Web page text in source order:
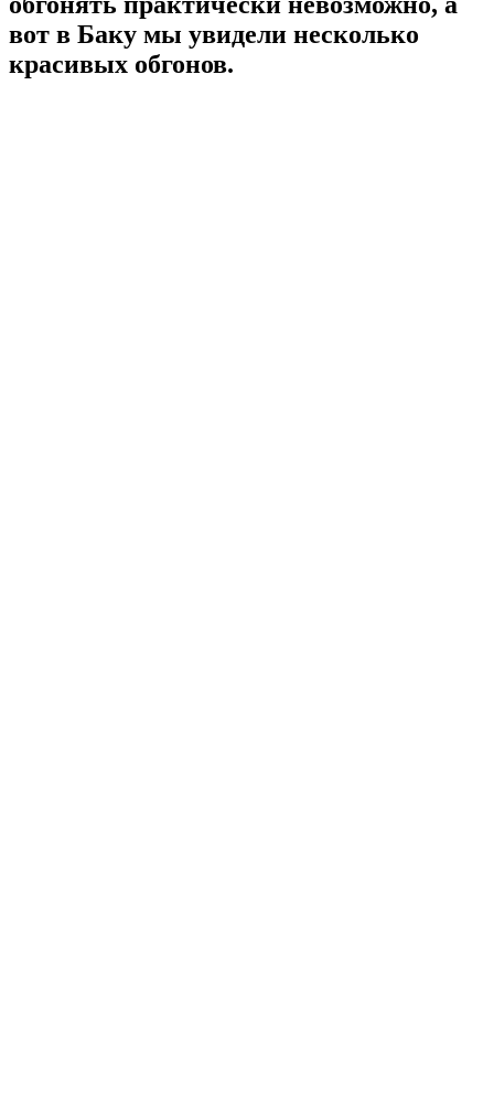
вот в Баку мы увидели несколько
красивых обгонов.